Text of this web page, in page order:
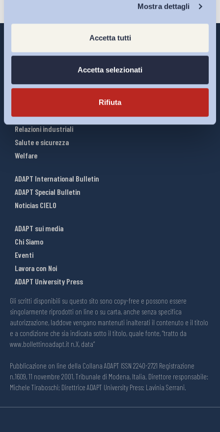
Mostra dettagli
Accetta tutti
Accetta selezionati
Rifiuta
Infografiche
Mercato del lavoro
Relazioni industriali
Salute e sicurezza
Welfare
ADAPT International Bulletin
ADAPT Special Bulletin
Noticias CIELO
ADAPT sui media
Chi Siamo
Eventi
Lavora con Noi
ADAPT University Press
Gli scritti disponibili su questo sito sono copy-free e possono essere
singolarmente riprodotti on line o su carta, anche senza specifica
autorizzazione, laddove vengano mantenuti inalterati il contenuto e il titolo
e a condizione che sia indicata sotto il titolo, quale fonte, “tratto da
www.bollettinoadapt.it n.X, data“
Pubblicazione on line della Collana ADAPT ISSN 2240-2721 Registrazione
n.1609, 11 novembre 2001, Tribunale di Modena, Italia. Direttore responsabile:
Michele Tiraboschi; Direttrice ADAPT University Press: Lavinia Serrani.